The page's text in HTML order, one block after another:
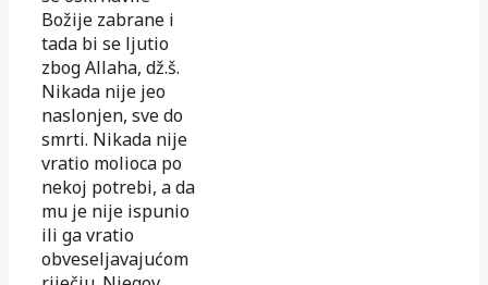
Božije zabrane i
tada bi se ljutio
zbog Alla­ha, dž.š.
Nikada nije jeo
naslonjen, sve do
smrti. Nikada nije
vra­tio molioca po
nekoj potrebi, a da
mu je nije ispunio
ili ga vra­tio
obveseljavajućom